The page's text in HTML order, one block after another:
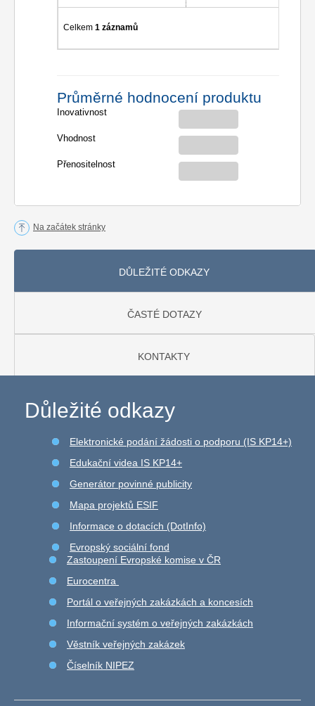
Celkem1 záznamů
Průměrné hodnocení produktu
Inovativnost
Vhodnost
Přenositelnost
Na začátek stránky
DŮLEŽITÉ ODKAZY
ČASTÉ DOTAZY
KONTAKTY
Důležité odkazy
Elektronické podání žádosti o podporu (IS KP14+)
Edukační videa IS KP14+
Generátor povinné publicity
Mapa projektů ESIF
Informace o dotacích (DotInfo)
Evropský sociální fond
Zastoupení Evropské komise v ČR
Eurocentra
Portál o veřejných zakázkách a koncesích
Informační systém o veřejných zakázkách
Věstník veřejných zakázek
Číselník NIPEZ